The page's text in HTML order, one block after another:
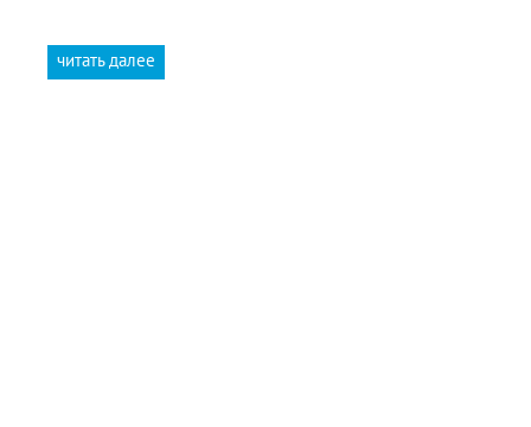
читать далее